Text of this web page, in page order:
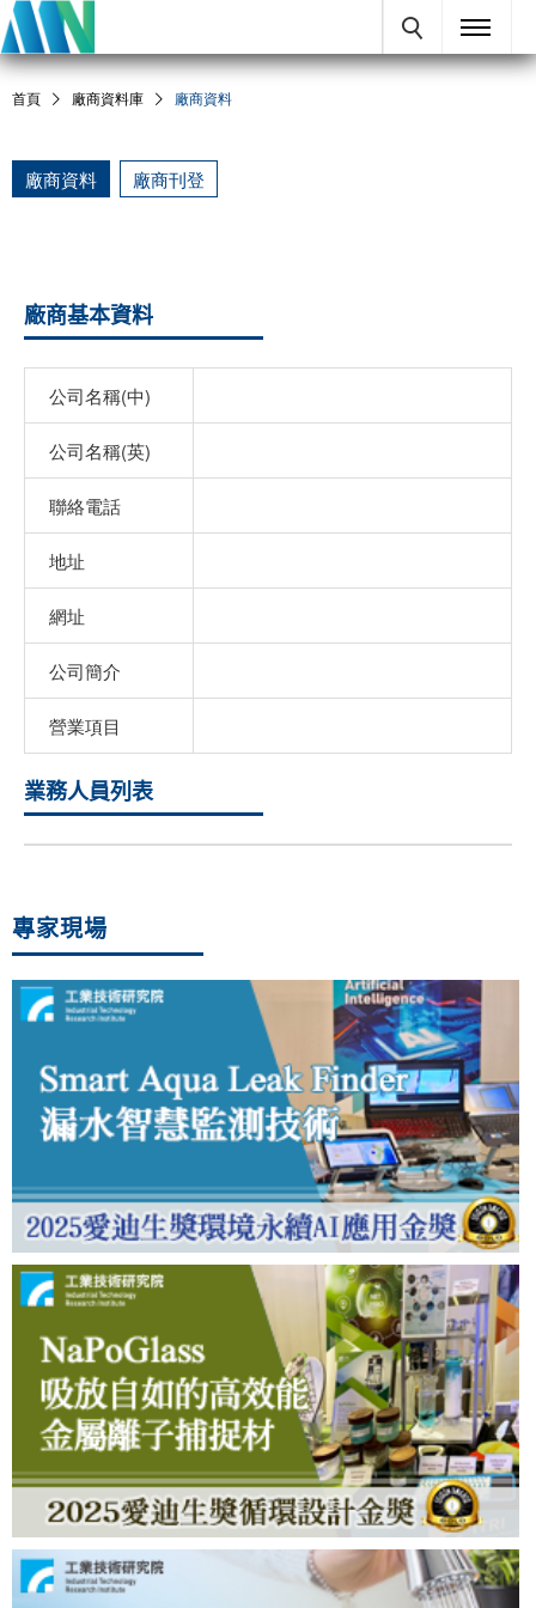
首頁 廠商資料庫 廠商資料
廠商資料 廠商刊登
廠商基本資料
公司名稱(中)
公司名稱(英)
聯絡電話
地址
網址
公司簡介
營業項目
業務人員列表
專家現場